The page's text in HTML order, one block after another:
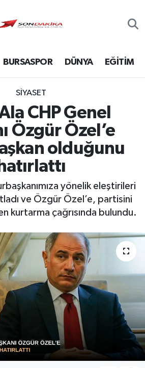
BURSASPOR DÜNYA EĞİTİM
SİYASET
CHP Genel
Özgür Özel’e
olduğunu
hatırlattı
yönelik eleştirileri
ve Özgür Özel’e, partisini
kurtarma çağrısında bulundu.